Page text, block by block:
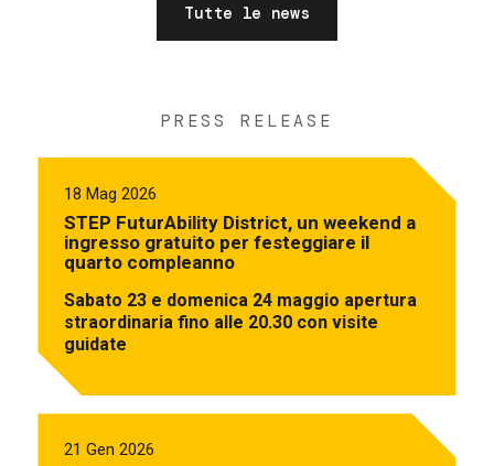
Tutte le news
PRESS RELEASE
18 Mag 2026
STEP FuturAbility District, un weekend a
ingresso gratuito per festeggiare il
quarto compleanno
Sabato 23 e domenica 24 maggio apertura
straordinaria fino alle 20.30 con visite
guidate
21 Gen 2026